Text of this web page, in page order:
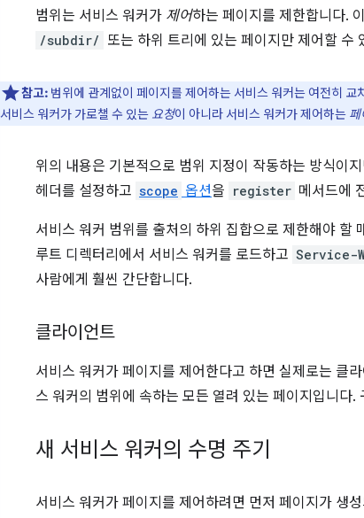
범위는 서비스 워커가 제어하는 페이지를 제한합니다.
/subdir/ 또는 하위 트리에 있는 페이지만 제어할 수
참고: 범위에 관계없이 페이지를 제어하는 서비스 워커는 여전히 교
서비스 워커가 가로챌 수 있는 요청이 아니라 서비스 워커가 제어하는 페
위의 내용은 기본적으로 범위 지정이 작동하는 방식이
헤더를 설정하고 scope 옵션을 register 메서드에
서비스 워커 범위를 출처의 하위 집합으로 제한해야 할
루트 디렉터리에서 서비스 워커를 로드하고 Service-
사람에게 훨씬 간단합니다.
클라이언트
서비스 워커가 페이지를 제어한다고 하면 실제로는 클
스 워커의 범위에 속하는 모든 열려 있는 페이지입니다.
새 서비스 워커의 수명 주기
서비스 워커가 페이지를 제어하려면 먼저 페이지가 생